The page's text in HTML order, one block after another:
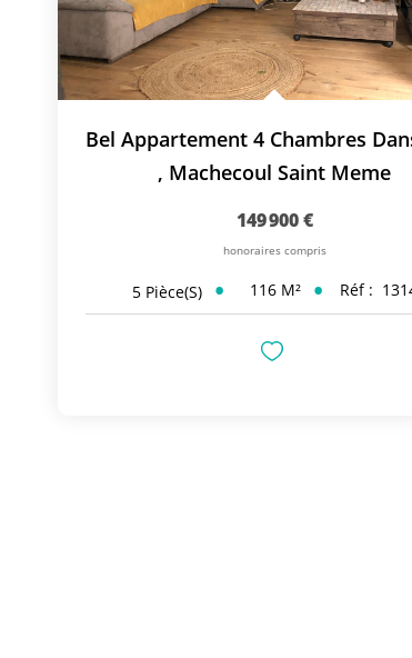
, Machecoul Saint Meme
149 900 €
honoraires compris
5 Pièce(s) 116 M² Réf :